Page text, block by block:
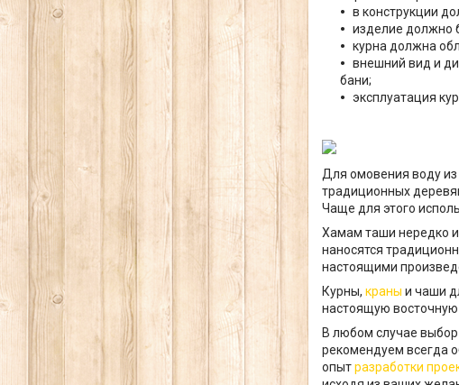
в конструкции
изделие должно
курна должна
внешний вид и
бани;
эксплуатация
Для омовения воду
традиционных
Чаще для этого
Хамам таши нередко
наносятся
настоящими
Курны, краны и чаши
настоящую восточную
В любом случае
рекомендуем всегда
опытразработки